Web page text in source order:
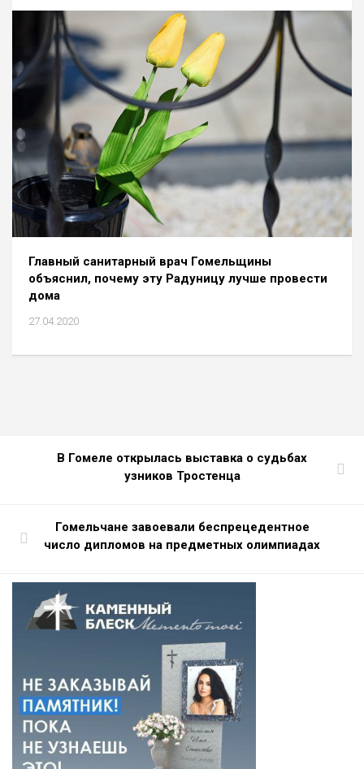
Главный санитарный врач Гомельщины
объяснил, почему эту Радуницу лучше провести
дома
27.04.2020
В Гомеле открылась выставка о судьбах
узников Тростенца
Гомельчане завоевали беспрецедентное
число дипломов на предметных олимпиадах